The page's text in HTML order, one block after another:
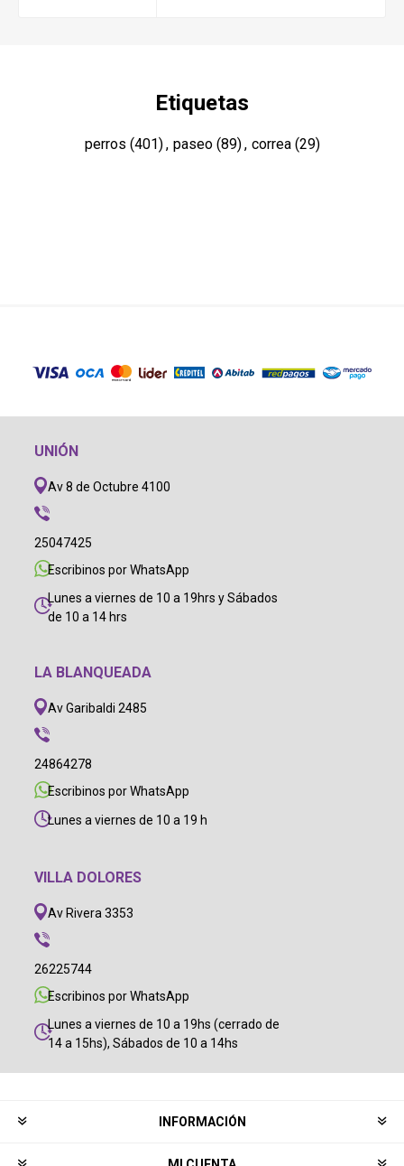
Etiquetas
perros (401), paseo (89), correa (29)
UNIÓN
Av 8 de Octubre 4100
25047425
Escribinos por WhatsApp
Lunes a viernes de 10 a 19hrs y Sábados
de 10 a 14 hrs
LA BLANQUEADA
Av Garibaldi 2485
24864278
Escribinos por WhatsApp
Lunes a viernes de 10 a 19 h
VILLA DOLORES
Av Rivera 3353
26225744
Escribinos por WhatsApp
Lunes a viernes de 10 a 19hs (cerrado de
14 a 15hs), Sábados de 10 a 14hs
INFORMACIÓN